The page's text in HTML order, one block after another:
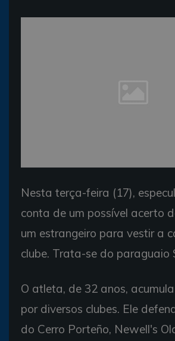
Nesta terça-feira (17),
conta de um possível acerto
um estrangeiro para vestir a
clube. Trata-se do paraguaio
O atleta, de 32 anos,
por diversos clubes. Ele
do Cerro Porteño, Newell's